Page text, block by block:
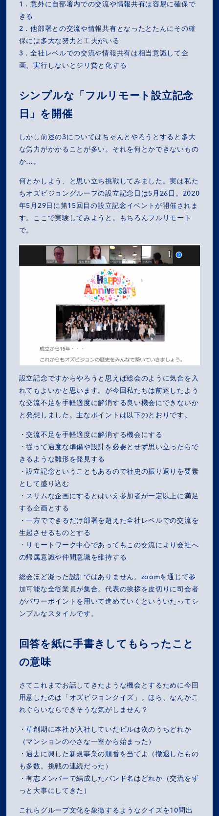
MISSION
1．意外に自部署内での交流や情報共有は容易に確保で
きる
2．他部署との交流や情報共有となったとたんにその確
保には多大な努力と工夫がいる
3．全社レベルでの交流や情報共有は相当意識して企
画、実行しないとジリ貧と化する
シンプルな「フルリモート設立記念
日」を開催
しかし前述の3についてはちゃんとやろうとすると多大
な労力がかかることが多い。それを何とかできないもの
か…。
何とかしよう、と思い立ち挑戦してみました。実は私た
ちオズビジョングループの設立記念日は5月26日。2020
年5月29日に第15回目の設立記念イベントが開催されま
す。ここで実験してみようと。もちろんフルリモート
で。
設立記念ですからやろうと思えば総会のように気合を入
れてもよいかと思います。が今回私たちは前述したよう
な交流不足を手軽適度に解消する良い機会にできないか
と発想しました。主なポイントは以下のとおりです。
・交流不足を手軽適度に解消する機会にする
・従って過度な準備や設計を必要とせず思い立ったらで
きるような雛形を発見する
・設立記念ということもあるので社史の振り返りを要素
として盛り込む
・スリムな企画にするとはいえ参加者が一定以上に満足
する企画とする
・一方でできるだけ部署を超えた全社レベルでの交流を
生起させるものとする
・リモートワーク中心であってもこの交流により会社へ
の帰属意識や仲間意識を維持する
総会ほど凝った設計ではありません。zoomを通じて参
加可能な全従業員が集合。代表の挨拶を皮切りに司会者
がパワーポイントを用いて進めていくといういたってシ
ンプルなスタイルです。
回答を紙に手書きしてもらったこと
の意味
さてこれまでお話してきたような機会とするために今回
用意したのは「オズビジョンクイズ」。ほら、なんかこ
れぐらいならできそうな気がしません？
・草創期に本社が入社していたビルは次のうちどれか
（マンションの小さな一室から始まった）
・過去に興した新規事業の順番を当てよ（撤退したもの
も多数。挑戦の連続だった）
・有志メンバーで結成したバンド名はどれか（交流をず
っと大事にしてきた）
これらグループ文化を象徴するようなクイズを10問出